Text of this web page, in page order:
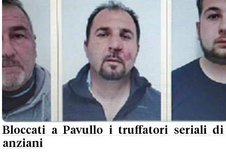
Bloccati a Pavullo i truffatori seriali di
anziani